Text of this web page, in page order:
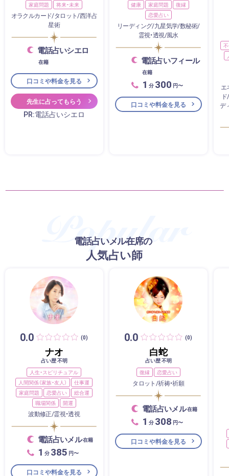
家庭問題
将来・未来
オラクルカード/タロット/西洋占
星術
電話占いシエロ
在籍
口コミや料金を見る
先生に占ってもらう
PR:電話占いシエロ
健康
家庭問題
復縁
恋愛占い
リーディング/九星気学/数秘術/
霊視・透視/風水
電話占いフィール
在籍
1 分 300 円〜
口コミや料金を見る
エ
デ
電話占いメル在席の
人気占い師
0.0 (0)
ナオ
占い歴 不明
人生・スピリチュアル
人間関係（家族・友人）
仕事運
家庭問題
恋愛占い
総合運
職場関係
開運
波動修正/霊視・透視
電話占いメル在籍
1 分 385 円〜
口コミや料金を見る
0.0 (0)
白蛇
占い歴 不明
復縁
恋愛占い
タロット/祈祷・祈願
電話占いメル在籍
1 分 308 円〜
口コミや料金を見る